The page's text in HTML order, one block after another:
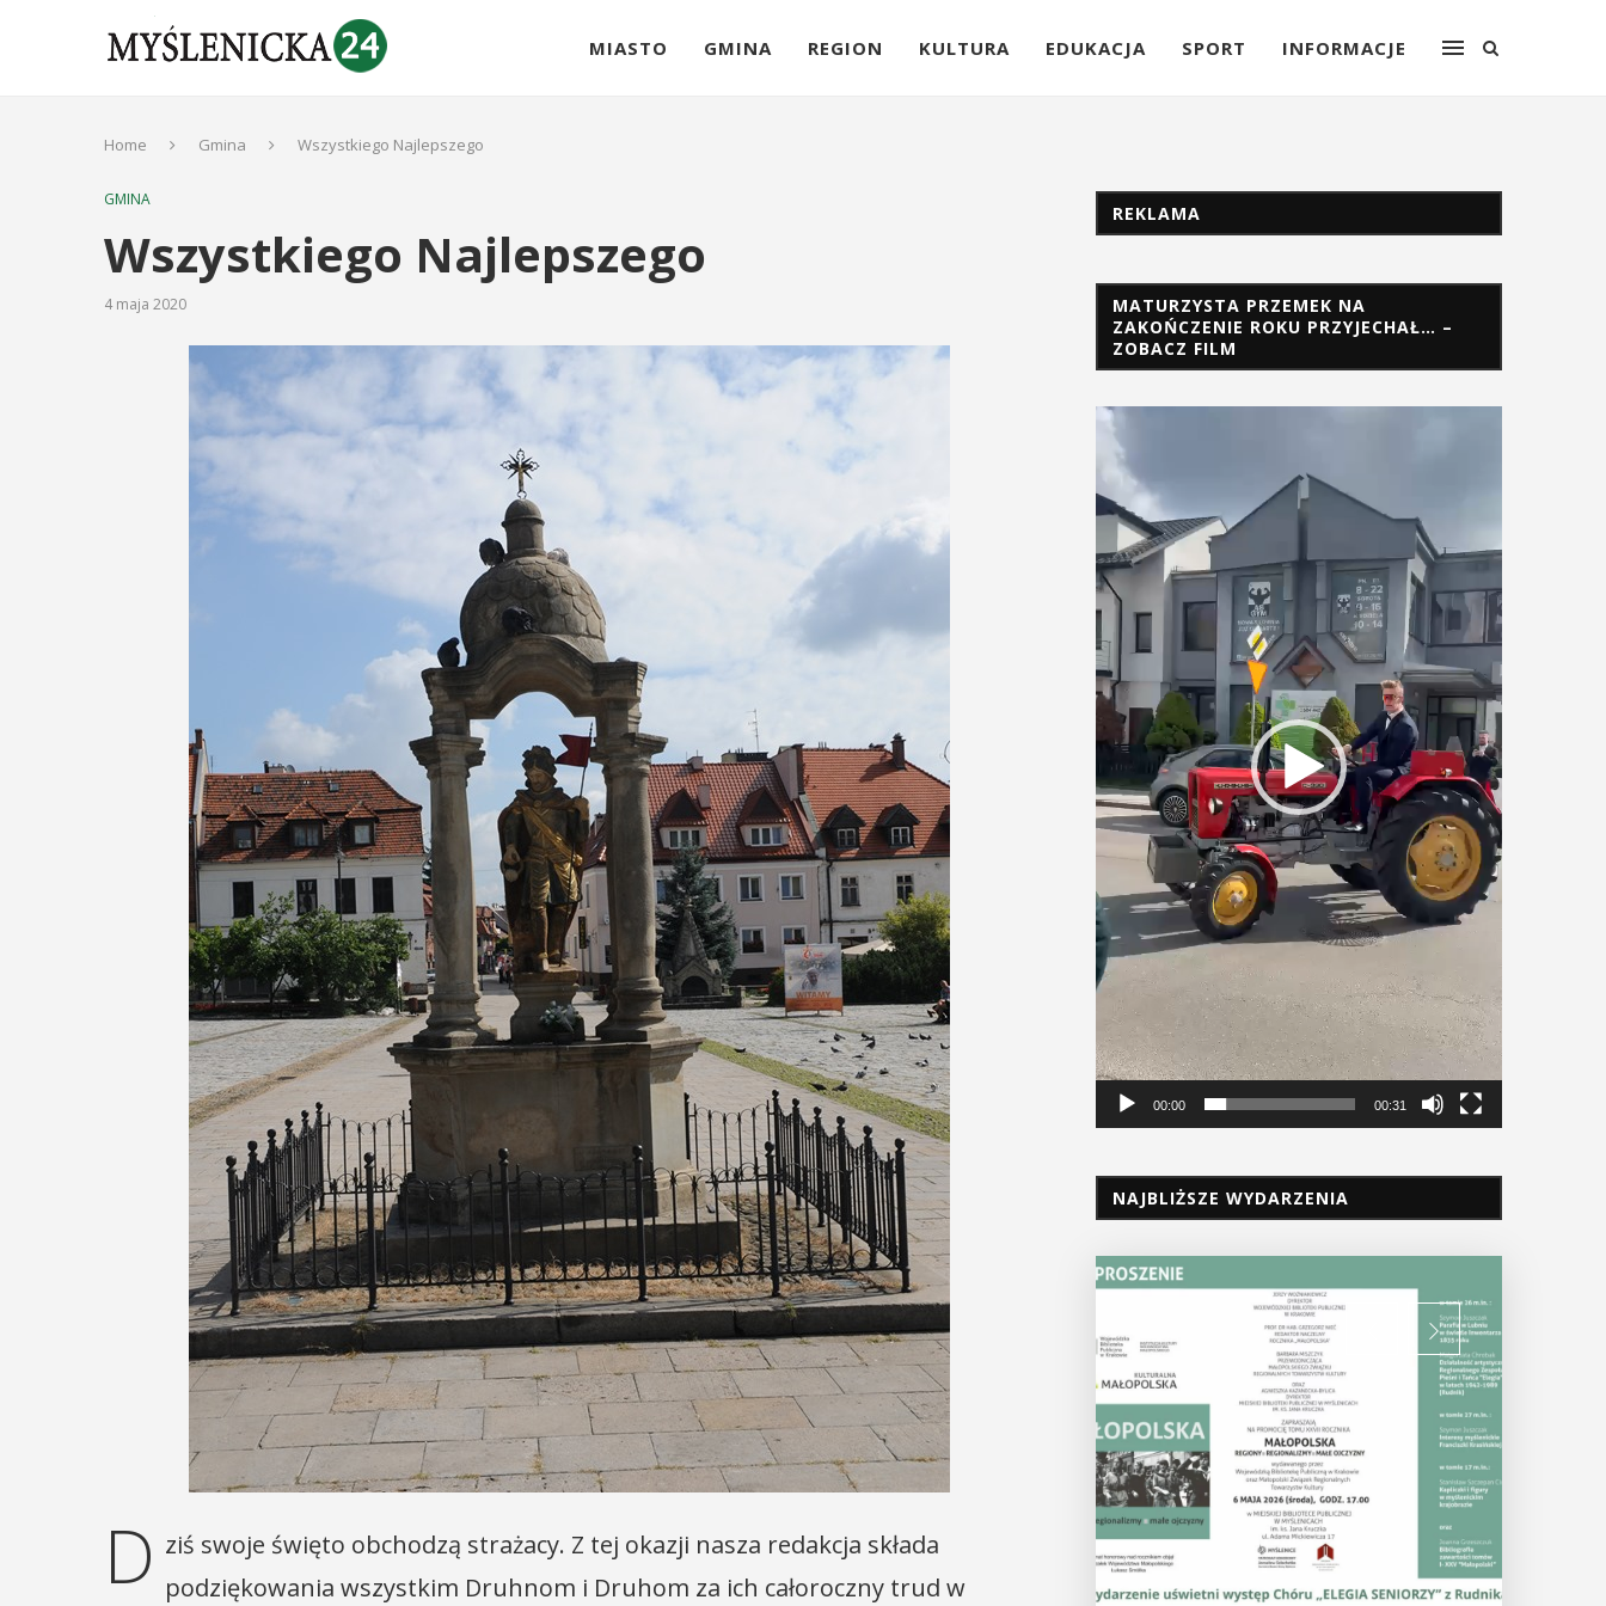
MIASTO GMINA REGION KULTURA EDUKACJA SPORT INFORMACJE
Home Gmina Wszystkiego Najlepszego
GMINA
Wszystkiego Najlepszego
4 maja 2020
D ziś swoje święto obchodzą strażacy. Z tej okazji nasza redakcja składa
podziękowania wszystkim Druhnom i Druhom za ich całoroczny trud w
REKLAMA
MATURZYSTA PRZEMEK NA
ZAKOŃCZENIE ROKU PRZYJECHAŁ… –
ZOBACZ FILM
Odtwarzacz
video
00:00 00:31
NAJBLIŻSZE WYDARZENIA